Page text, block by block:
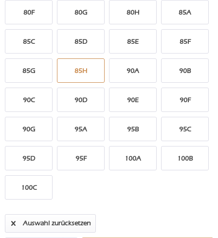
80F 80G 80H 85A
85C 85D 85E 85F
85G 85H 90A 90B
90C 90D 90E 90F
90G 95A 95B 95C
95D 95F 100A 100B
100C
Auswahl zurücksetzen